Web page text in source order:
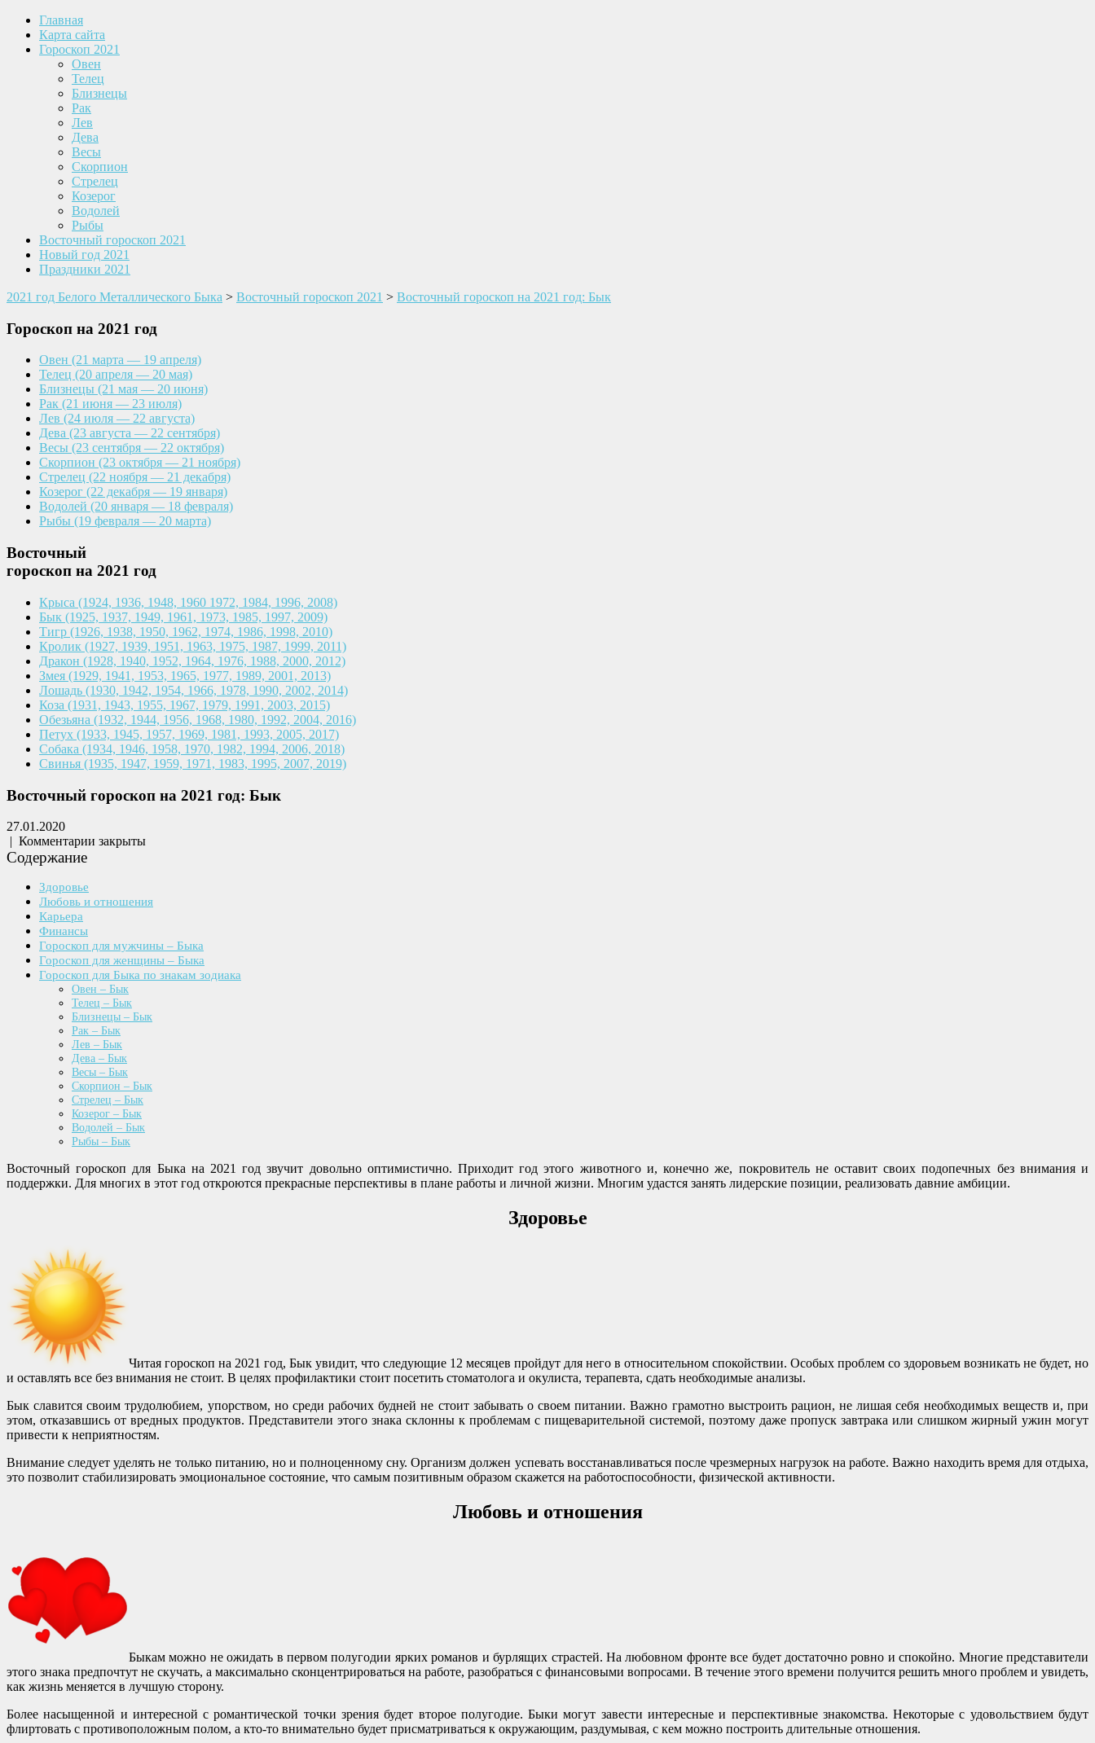
Главная
Карта сайта
Гороскоп 2021
Овен
Телец
Близнецы
Рак
Лев
Дева
Весы
Скорпион
Стрелец
Козерог
Водолей
Рыбы
Восточный гороскоп 2021
Новый год 2021
Праздники 2021
2021 год Белого Металлического Быка > Восточный гороскоп 2021 > Восточный гороскоп на 2021 год: Бык
Гороскоп на 2021 год
Овен (21 марта — 19 апреля)
Телец (20 апреля — 20 мая)
Близнецы (21 мая — 20 июня)
Рак (21 июня — 23 июля)
Лев (24 июля — 22 августа)
Дева (23 августа — 22 сентября)
Весы (23 сентября — 22 октября)
Скорпион (23 октября — 21 ноября)
Стрелец (22 ноября — 21 декабря)
Козерог (22 декабря — 19 января)
Водолей (20 января — 18 февраля)
Рыбы (19 февраля — 20 марта)
Восточный
гороскоп на 2021 год
Крыса (1924, 1936, 1948, 1960 1972, 1984, 1996, 2008)
Бык (1925, 1937, 1949, 1961, 1973, 1985, 1997, 2009)
Тигр (1926, 1938, 1950, 1962, 1974, 1986, 1998, 2010)
Кролик (1927, 1939, 1951, 1963, 1975, 1987, 1999, 2011)
Дракон (1928, 1940, 1952, 1964, 1976, 1988, 2000, 2012)
Змея (1929, 1941, 1953, 1965, 1977, 1989, 2001, 2013)
Лошадь (1930, 1942, 1954, 1966, 1978, 1990, 2002, 2014)
Коза (1931, 1943, 1955, 1967, 1979, 1991, 2003, 2015)
Обезьяна (1932, 1944, 1956, 1968, 1980, 1992, 2004, 2016)
Петух (1933, 1945, 1957, 1969, 1981, 1993, 2005, 2017)
Собака (1934, 1946, 1958, 1970, 1982, 1994, 2006, 2018)
Свинья (1935, 1947, 1959, 1971, 1983, 1995, 2007, 2019)
Восточный гороскоп на 2021 год: Бык
27.01.2020
| Комментарии закрыты
Содержание
Здоровье
Любовь и отношения
Карьера
Финансы
Гороскоп для мужчины – Быка
Гороскоп для женщины – Быка
Гороскоп для Быка по знакам зодиака
Овен – Бык
Телец – Бык
Близнецы – Бык
Рак – Бык
Лев – Бык
Дева – Бык
Весы – Бык
Скорпион – Бык
Стрелец – Бык
Козерог – Бык
Водолей – Бык
Рыбы – Бык
Восточный гороскоп для Быка на 2021 год звучит довольно оптимистично. Приходит год этого животного и, конечно же, покровитель не оставит своих подопечных без внимания и
поддержки. Для многих в этот год откроются прекрасные перспективы в плане работы и личной жизни. Многим удастся занять лидерские позиции, реализовать давние амбиции.
Здоровье
Читая гороскоп на 2021 год, Бык увидит, что следующие 12 месяцев пройдут для него в относительном спокойствии. Особых проблем со здоровьем возникать не будет, но
и оставлять все без внимания не стоит. В целях профилактики стоит посетить стоматолога и окулиста, терапевта, сдать необходимые анализы.
Бык славится своим трудолюбием, упорством, но среди рабочих будней не стоит забывать о своем питании. Важно грамотно выстроить рацион, не лишая себя необходимых веществ и, при
этом, отказавшись от вредных продуктов. Представители этого знака склонны к проблемам с пищеварительной системой, поэтому даже пропуск завтрака или слишком жирный ужин могут
привести к неприятностям.
Внимание следует уделять не только питанию, но и полноценному сну. Организм должен успевать восстанавливаться после чрезмерных нагрузок на работе. Важно находить время для отдыха,
это позволит стабилизировать эмоциональное состояние, что самым позитивным образом скажется на работоспособности, физической активности.
Любовь и отношения
Быкам можно не ожидать в первом полугодии ярких романов и бурлящих страстей. На любовном фронте все будет достаточно ровно и спокойно. Многие представители
этого знака предпочтут не скучать, а максимально сконцентрироваться на работе, разобраться с финансовыми вопросами. В течение этого времени получится решить много проблем и увидеть,
как жизнь меняется в лучшую сторону.
Более насыщенной и интересной с романтической точки зрения будет второе полугодие. Быки могут завести интересные и перспективные знакомства. Некоторые с удовольствием будут
флиртовать с противоположным полом, а кто-то внимательно будет присматриваться к окружающим, раздумывая, с кем можно построить длительные отношения.